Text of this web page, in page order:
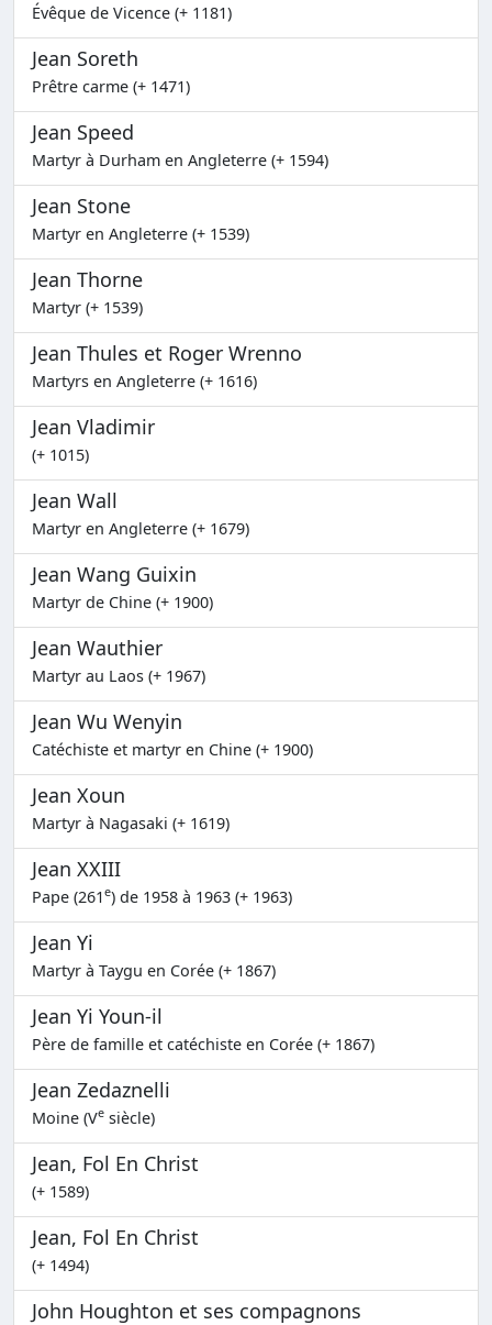
Évêque de Vicence (+ 1181)
Jean Soreth
Prêtre carme (+ 1471)
Jean Speed
Martyr à Durham en Angleterre (+ 1594)
Jean Stone
Martyr en Angleterre (+ 1539)
Jean Thorne
Martyr (+ 1539)
Jean Thules et Roger Wrenno
Martyrs en Angleterre (+ 1616)
Jean Vladimir
(+ 1015)
Jean Wall
Martyr en Angleterre (+ 1679)
Jean Wang Guixin
Martyr de Chine (+ 1900)
Jean Wauthier
Martyr au Laos (+ 1967)
Jean Wu Wenyin
Catéchiste et martyr en Chine (+ 1900)
Jean Xoun
Martyr à Nagasaki (+ 1619)
Jean XXIII
Pape (261e) de 1958 à 1963 (+ 1963)
Jean Yi
Martyr à Taygu en Corée (+ 1867)
Jean Yi Youn-il
Père de famille et catéchiste en Corée (+ 1867)
Jean Zedaznelli
Moine (Ve siècle)
Jean, Fol En Christ
(+ 1589)
Jean, Fol En Christ
(+ 1494)
John Houghton et ses compagnons